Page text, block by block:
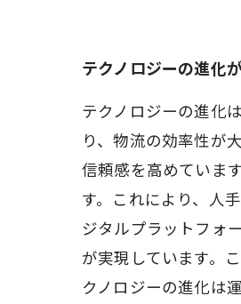
テクノロジーの進化
テクノロジーの進化
り、物流の効率性が
信頼感を高めていま
す。これにより、人
ジタルプラットフォ
が実現しています。
クノロジーの進化は